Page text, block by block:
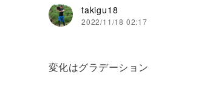
takigu18
2022/11/18 02:17
変化はグラデーション